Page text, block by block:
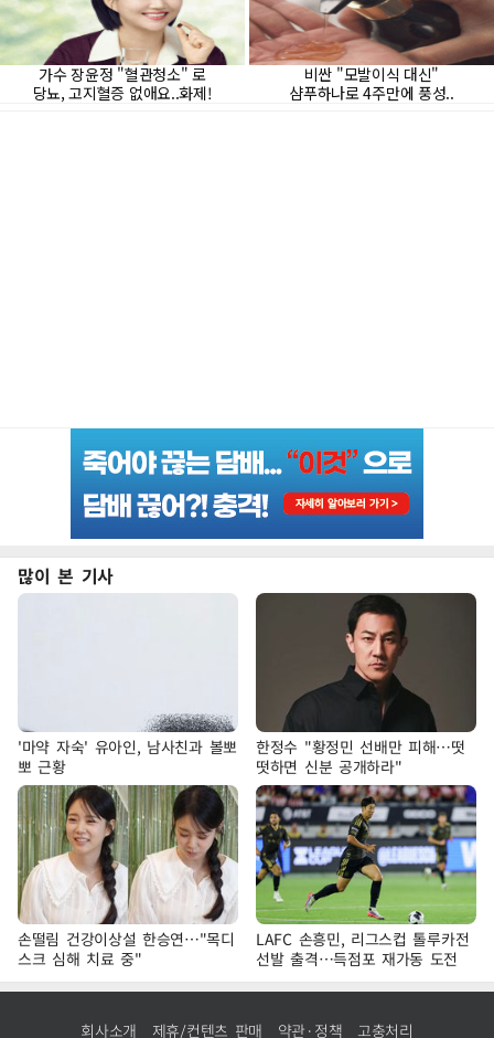
많이 본 기사
'마약 자숙' 유아인, 남사친과 볼뽀
뽀 근황
한정수 "황정민 선배만 피해…떳
떳하면 신분 공개하라"
손떨림 건강이상설 한승연…"목디
스크 심해 치료 중"
LAFC 손흥민, 리그스컵 톨루카전
선발 출격…득점포 재가동 도전
회사소개 제휴/컨텐츠 판매 약관·정책 고충처리